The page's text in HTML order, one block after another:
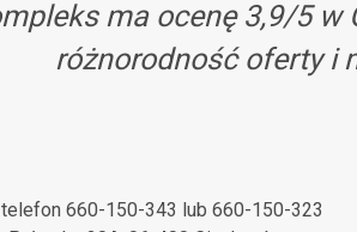
ma ocenę 3,9/5 w
różnorodność oferty i
telefon 660-150-343 lub 660-150-323